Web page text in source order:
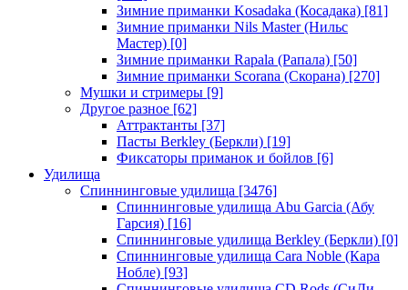
Зимние приманки Kosadaka (Косадака) [81]
Зимние приманки Nils Master (Нильс
Мастер) [0]
Зимние приманки Rapala (Рапала) [50]
Зимние приманки Scorana (Скорана) [270]
Мушки и стримеры [9]
Другое разное [62]
Аттрактанты [37]
Пасты Berkley (Беркли) [19]
Фиксаторы приманок и бойлов [6]
Удилища
Спиннинговые удилища [3476]
Спиннинговые удилища Abu Garcia (Абу
Гарсия) [16]
Спиннинговые удилища Berkley (Беркли) [0]
Спиннинговые удилища Cara Noble (Кара
Нобле) [93]